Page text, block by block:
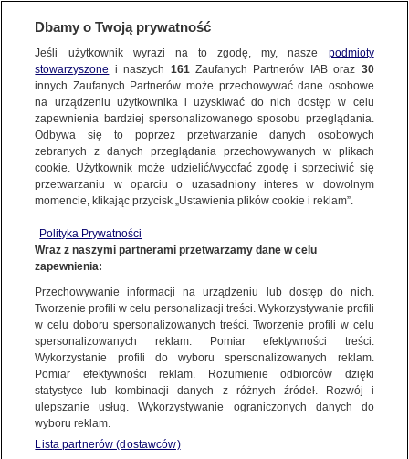
WIELKOPOLSKIE
Śmiertelny wypadek. Auto uderzyło
w drzewo, zginął kierowca
Oprac.Rafał Molenda
11.06.2026, 20:06
Posłuchaj artykułu
Czyta lektor AI
Dbamy o Twoją prywatność
Jeśli użytkownik wyrazi na to zgodę, my, nasze podmioty
stowarzyszone i naszych 161Zaufanych Partnerów IAB oraz 30
innych Zaufanych Partnerów może przechowywać dane osobowe
na urządzeniu użytkownika i uzyskiwać do nich dostęp w celu
zapewnienia bardziej spersonalizowanego sposobu przeglądania.
Odbywa się to poprzez przetwarzanie danych osobowych
zebranych z danych przeglądania przechowywanych w plikach
cookie. Użytkownik może udzielić/wycofać zgodę i sprzeciwić się
przetwarzaniu w oparciu o uzasadniony interes w dowolnym
momencie, klikając przycisk „Ustawienia plików cookie i reklam”.
Polityka Prywatności
Wraz z naszymi partnerami przetwarzamy dane w celu
zapewnienia:
Przechowywanie informacji na urządzeniu lub dostęp do nich.
Tworzenie profili w celu personalizacji treści. Wykorzystywanie profili
w celu doboru spersonalizowanych treści. Tworzenie profili w celu
spersonalizowanych reklam. Pomiar efektywności treści.
Wykorzystanie profili do wyboru spersonalizowanych reklam.
Pomiar efektywności reklam. Rozumienie odbiorców dzięki
statystyce lub kombinacji danych z różnych źródeł. Rozwój i
ulepszanie usług. Wykorzystywanie ograniczonych danych do
wyboru reklam.
Lista partnerów (dostawców)